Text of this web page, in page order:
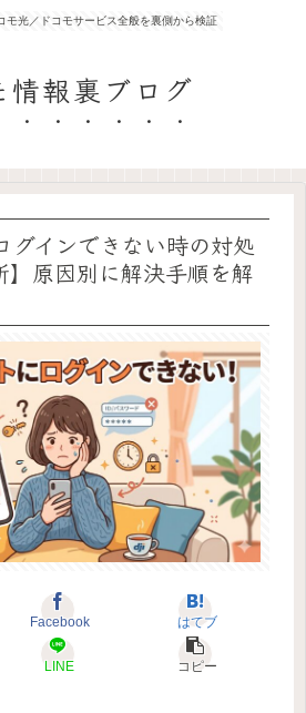
モ光／ドコモサービス全般を裏側から検証
情報裏ブログ
グインできない時の対処
原因別に解決手順を解
Facebook はてブ
LINE コピー